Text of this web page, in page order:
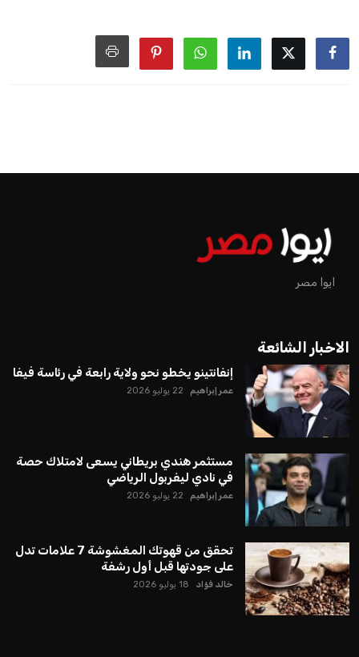
ايوا مصر
الاخبار الشائعة
إنفانتينو يخطو نحو ولاية رابعة في رئاسة فيفا
عمر إبراهيم 22 يوليو 2026
مستثمر هندي بريطاني يسعى لامتلاك حصة
في نادي ليفربول الرياضي
عمر إبراهيم 22 يوليو 2026
تحقق من قهوتك المغشوشة 7 علامات تدل
على جودتها قبل أول رشفة
خالد فؤاد 18 يوليو 2026